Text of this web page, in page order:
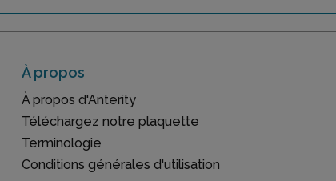
À propos
À propos d'Anterity
Téléchargez notre plaquette
Terminologie
Conditions générales d'utilisation